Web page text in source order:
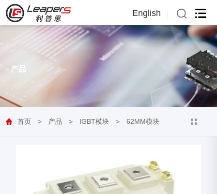
English
English
产品
首页 > 产品 > IGBT模块 > 62MM模块